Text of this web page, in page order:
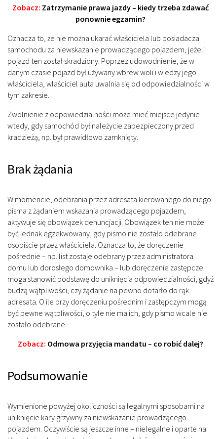
Zobacz: Zatrzymanie prawa jazdy – kiedy trzeba zdawać
ponownie egzamin?
Oznacza to, że nie można ukarać właściciela lub posiadacza
samochodu za niewskazanie prowadzącego pojazdem, jeżeli
pojazd ten został skradziony. Poprzez udowodnienie, że w
danym czasie pojazd był używany wbrew woli i wiedzy jego
właściciela, wlaściciel auta uwalnia się od odpowiedzialności w
tym zakresie.
Zwolnienie z odpowiedzialności może mieć miejsce jedynie
wtedy, gdy samochód był należycie zabezpieczony przed
kradzieżą, np. był prawidłowo zamknięty.
Brak żądania
W momencie, odebrania przez adresata kierowanego do niego
pisma z żądaniem wskazania prowadzącego pojazdem,
aktywuje się obowiązek denuncjacji. Obowiązek ten nie może
być jednak egzekwowany, gdy pismo nie zostało odebrane
osobiście przez właściciela. Oznacza to, że doręczenie
pośrednie – np. list zostaje odebrany przez administratora
domu lub dorosłego domownika – lub doręczenie zastępcze
moga stanowić podstawę do uniknięcia odpowiedzialności, gdyż
budzą wątpliwości, czy żądanie na pewno dotarło do rąk
adresata. O ile przy doręczeniu pośrednim i zastępczym mogą
być pewne wątpliwości, o tyle nie ma ich, gdy pismo wcale nie
zostało odebrane.
Zobacz: Odmowa przyjęcia mandatu – co robić dalej?
Podsumowanie
Wymienione powyżej okoliczności są legalnymi sposobami na
uniknięcie kary grzywny za niewskazanie prowadzącego
pojazdem. Oczywiście są jeszcze inne – nielegalne i oparte na